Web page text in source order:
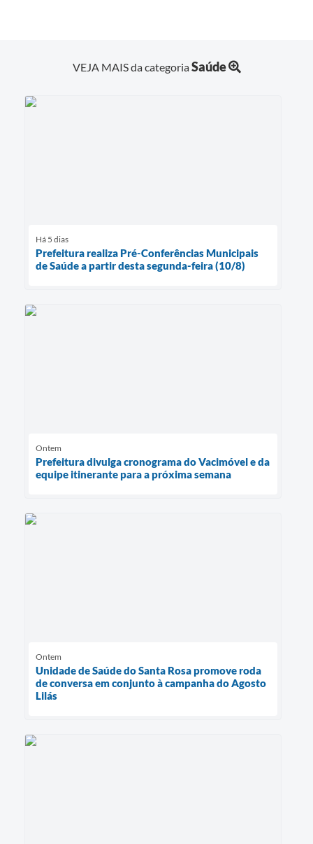
VEJA MAIS da categoriaSaúde
Há 5 dias
Prefeitura realiza Pré-Conferências Municipais
de Saúde a partir desta segunda-feira (10/8)
Ontem
Prefeitura divulga cronograma do Vacimóvel e da
equipe itinerante para a próxima semana
Ontem
Unidade de Saúde do Santa Rosa promove roda
de conversa em conjunto à campanha do Agosto
Lilás